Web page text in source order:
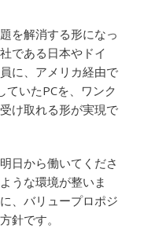
を解消する形になっ
である日本やドイ
に、アメリカ経由で
いたPCを、ワンク
け取れる形が実現で
日から働いてくださ
うな環境が整いま
、バリュープロポジ
針です。